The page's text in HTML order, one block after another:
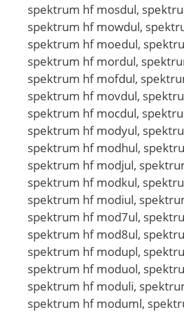
spektrum hf mosdul,
spektrum hf mowdul,
spektrum hf moedul,
spektrum hf mordul,
spektrum hf mofdul,
spektrum hf movdul,
spektrum hf mocdul,
spektrum hf modyul,
spektrum hf modhul,
spektrum hf modjul,
spektrum hf modkul,
spektrum hf modiul,
spektrum hf mod7ul,
spektrum hf mod8ul,
spektrum hf modupl,
spektrum hf moduol,
spektrum hf moduli,
spektrum hf moduml,